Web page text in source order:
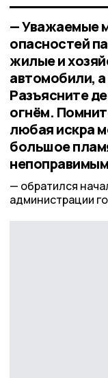
— Уважаемые
опасностей
жилые и
автомобили,
Разъясните
огнём.
любая искра
большое
обратился
администрации